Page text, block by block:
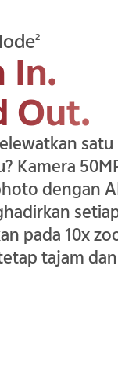
2
In.
Out.
Kamera
dengan
pada 10x
tajam